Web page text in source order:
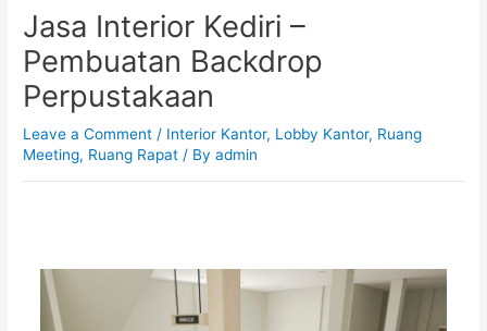
Jasa Interior Kediri –
Pembuatan Backdrop
Perpustakaan
Leave a Comment / Interior Kantor, Lobby Kantor, Ruang
Meeting, Ruang Rapat / Byadmin